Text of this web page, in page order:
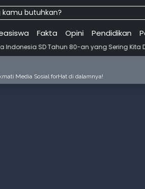
kamu butuhkan?
Fakta Opini Pendidikan
80-an yang Sering Kita Dengar dengan
Media Sosial forHat di dalamnya!